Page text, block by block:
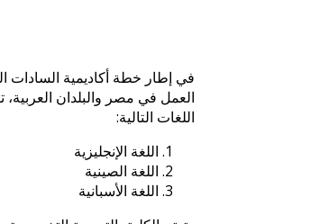
في إطار خطة أكاديمية السادات
العمل في مصر والبلدان العربية،
اللغات التالية:
اللغة الإنجليزية
اللغة الصينية
اللغة الأسبانية